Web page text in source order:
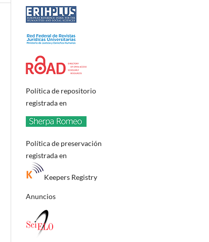
Política de repositorio
registrada en
Política de preservación
registrada en
Keepers Registry
Anuncios